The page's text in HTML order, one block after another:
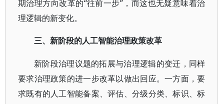
期治理方向改革的“往前一步”，而这也无疑意味着治
理逻辑的新变化。
三、新阶段的人工智能治理政策改革
新阶段治理议题的拓展与治理逻辑的变迁，同样
要求治理政策的进一步改革以做出回应。一方面，要
求既有的人工智能备案、评估、分级分类、标识、标